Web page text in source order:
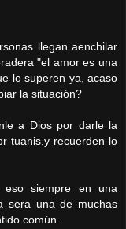
llegan aenchilar
"el amor es una
lo superen ya, acaso
la situación?
a Dios por darle la
tuanis,y recuerden lo
siempre en una
sera una de muchas
común.